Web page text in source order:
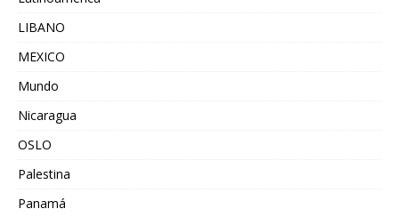
LIBANO
MEXICO
Mundo
Nicaragua
OSLO
Palestina
Panamá